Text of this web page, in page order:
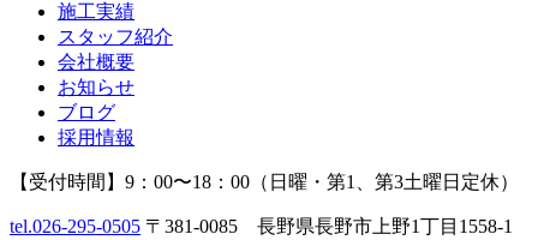
施工実績
スタッフ紹介
会社概要
お知らせ
ブログ
採用情報
【受付時間】9：00〜18：00（日曜・第1、第3土曜日定休）
tel.026-295-0505 〒381-0085 長野県長野市上野1丁目1558-1